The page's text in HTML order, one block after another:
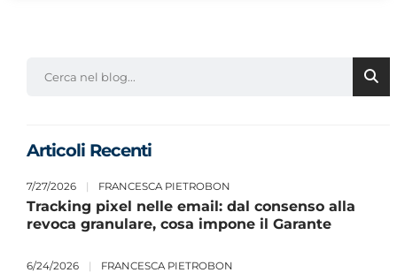
Articoli Recenti
7/27/2026 | FRANCESCA PIETROBON
Tracking pixel nelle email: dal consenso alla
revoca granulare, cosa impone il Garante
6/24/2026 | FRANCESCA PIETROBON